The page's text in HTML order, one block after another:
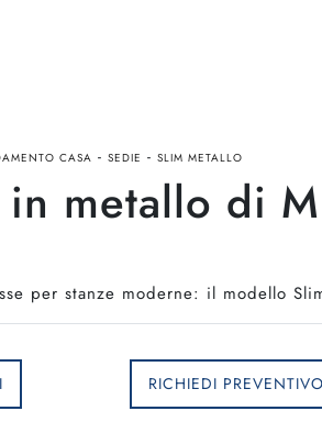
CASA - SEDIE - SLIM METALLO
in metallo di
per stanze moderne: il modello
RICHIEDI